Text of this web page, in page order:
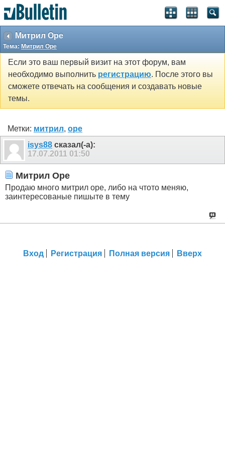
Митрил Оре
Тема: Митрил Оре
Если это ваш первый визит на этот форум, вам
необходимо выполнить регистрацию. После этого вы
сможете отвечать на сообщения и создавать новые
темы.
Метки: митрил, оре
isys88 сказал(-а):
17.07.2011 01:50
Митрил Оре
Продаю много митрил оре, либо на чтото меняю,
заинтересованые пишыте в тему
Вход Регистрация Полная версия Вверх